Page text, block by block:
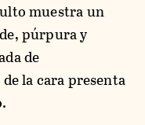
muestra un
púrpura y
de
la cara presenta